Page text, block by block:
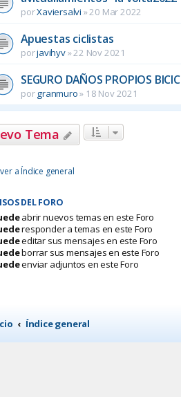
porXaviersalvi »20 Mar 2022
Apuestas ciclistas
porjavihyv»22 Nov 2021
SEGURO DAÑOS PROPIOS
porgranmuro» 18 Nov 2021
Tema
a Índice general
DEL FORO
abrir nuevos temas en este Foro
responder a temas en este Foro
editar sus mensajes en este Foro
borrar sus mensajes en este Foro
enviar adjuntos en este Foro
Índice general